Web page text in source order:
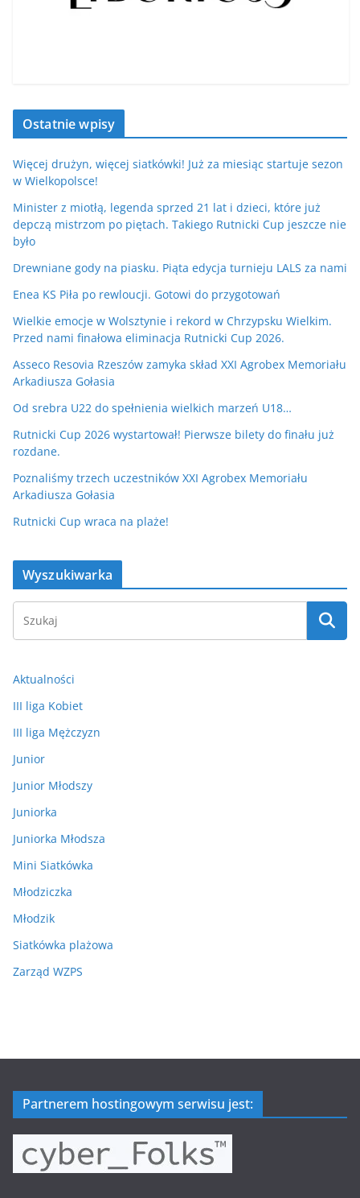
Ostatnie wpisy
Więcej drużyn, więcej siatkówki! Już za miesiąc startuje sezon
w Wielkopolsce!
Minister z miotłą, legenda sprzed 21 lat i dzieci, które już
depczą mistrzom po piętach. Takiego Rutnicki Cup jeszcze nie
było
Drewniane gody na piasku. Piąta edycja turnieju LALS za nami
Enea KS Piła po rewloucji. Gotowi do przygotowań
Wielkie emocje w Wolsztynie i rekord w Chrzypsku Wielkim.
Przed nami finałowa eliminacja Rutnicki Cup 2026.
Asseco Resovia Rzeszów zamyka skład XXI Agrobex Memoriału
Arkadiusza Gołasia
Od srebra U22 do spełnienia wielkich marzeń U18…
Rutnicki Cup 2026 wystartował! Pierwsze bilety do finału już
rozdane.
Poznaliśmy trzech uczestników XXI Agrobex Memoriału
Arkadiusza Gołasia
Rutnicki Cup wraca na plaże!
Wyszukiwarka
Aktualności
III liga Kobiet
III liga Mężczyzn
Junior
Junior Młodszy
Juniorka
Juniorka Młodsza
Mini Siatkówka
Młodziczka
Młodzik
Siatkówka plażowa
Zarząd WZPS
Partnerem hostingowym serwisu jest: